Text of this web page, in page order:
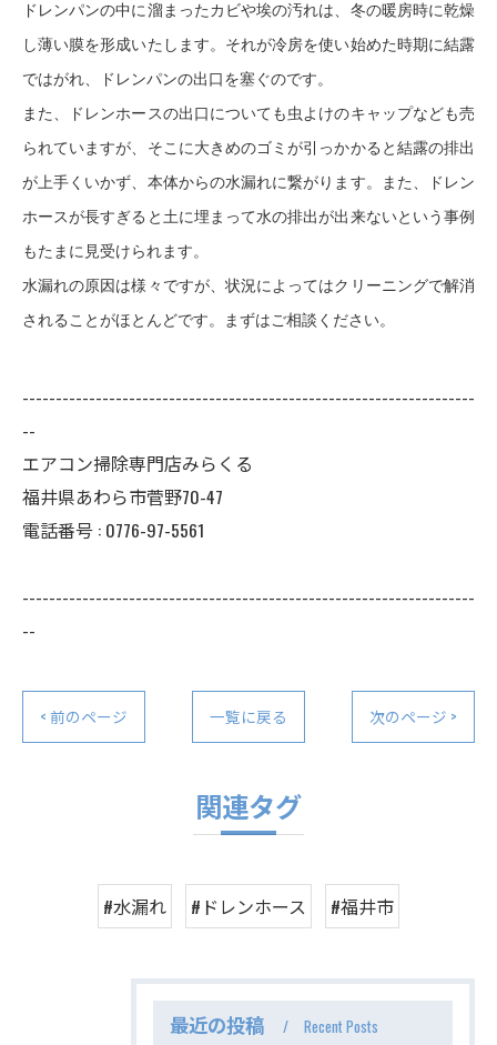
ドレンパンの中に溜まったカビや埃の汚れは、冬の暖房時に乾燥
し薄い膜を形成いたします。それが冷房を使い始めた時期に結露
ではがれ、ドレンパンの出口を塞ぐのです。
また、ドレンホースの出口についても虫よけのキャップなども売
られていますが、そこに大きめのゴミが引っかかると結露の排出
が上手くいかず、本体からの水漏れに繋がります。また、ドレン
ホースが長すぎると土に埋まって水の排出が出来ないという事例
もたまに見受けられます。
水漏れの原因は様々ですが、状況によってはクリーニングで解消
されることがほとんどです。まずはご相談ください。
--------------------------------------------------------------------
--
エアコン掃除専門店みらくる
福井県あわら市菅野70-47
電話番号 : 0776-97-5561
--------------------------------------------------------------------
--
< 前のページ 一覧に戻る 次のページ >
関連タグ
#水漏れ #ドレンホース #福井市
最近の投稿 Recent Posts